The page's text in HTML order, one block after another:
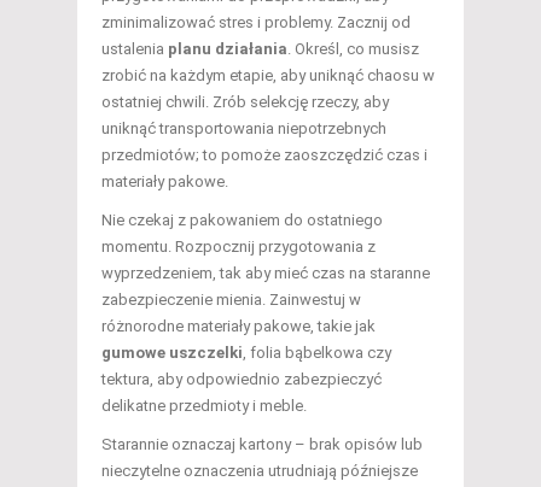
zminimalizować stres i problemy. Zacznij od
ustalenia planu działania. Określ, co musisz
zrobić na każdym etapie, aby uniknąć chaosu w
ostatniej chwili. Zrób selekcję rzeczy, aby
uniknąć transportowania niepotrzebnych
przedmiotów; to pomoże zaoszczędzić czas i
materiały pakowe.
Nie czekaj z pakowaniem do ostatniego
momentu. Rozpocznij przygotowania z
wyprzedzeniem, tak aby mieć czas na staranne
zabezpieczenie mienia. Zainwestuj w
różnorodne materiały pakowe, takie jak
gumowe uszczelki, folia bąbelkowa czy
tektura, aby odpowiednio zabezpieczyć
delikatne przedmioty i meble.
Starannie oznaczaj kartony – brak opisów lub
nieczytelne oznaczenia utrudniają późniejsze